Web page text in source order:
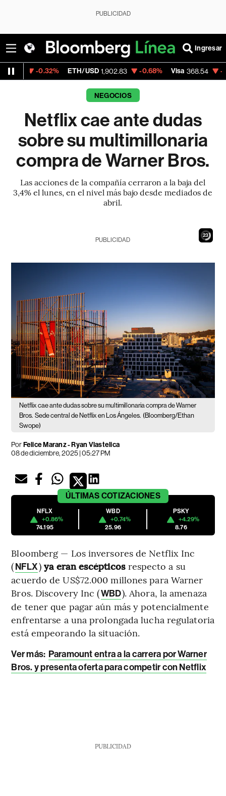
PUBLICIDAD
Ingresar
ETH/USD 1,902.83 -0.68% Visa 368.54 -0.28%
NEGOCIOS
Netflix cae ante dudas
sobre su multimillonaria
compra de Warner Bros.
Las acciones de la compañía cerraron a la baja del
3,4% el lunes, en el nivel más bajo desde mediados de
abril.
21
PUBLICIDAD
Netflix cae ante dudas sobre su multimillonaria compra de Warner
Bros. Sede central de Netflix en Los Ángeles. (Bloomberg/Ethan
Swope)
PorFelice Maranz - Ryan Vlastelica
08 de diciembre, 2025 | 05:27 PM
ÚLTIMAS COTIZACIONES
NFLX
+0.86%
74.195
WBD
+0.74%
25.96
PSKY
+4.29%
8.76
Bloomberg — Los inversores de Netflix Inc
(NFLX)ya eran escépticosrespecto a su
acuerdo de US$72.000 millones para Warner
Bros. Discovery Inc (WBD). Ahora, la amenaza
de tener que pagar aún más y potencialmente
enfrentarse a una prolongada lucha regulatoria
está empeorando la situación.
Ver más: Paramount entra a la carrera por Warner
Bros. y presenta oferta para competir con Netflix
PUBLICIDAD